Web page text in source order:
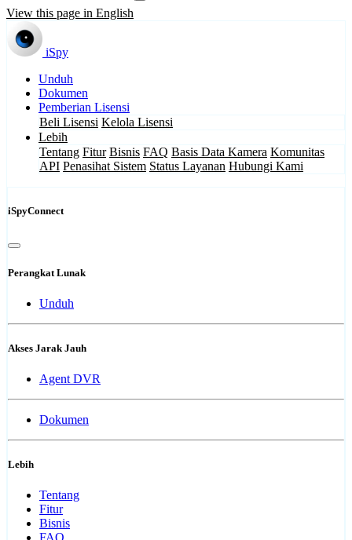
View this page in English
iSpy
Unduh
Dokumen
Pemberian Lisensi
Beli Lisensi Kelola Lisensi
Lebih
Tentang Fitur Bisnis FAQ Basis Data Kamera Komunitas
API Penasihat Sistem Status Layanan Hubungi Kami
iSpyConnect
Perangkat Lunak
Unduh
Akses Jarak Jauh
Agent DVR
Dokumen
Lebih
Tentang
Fitur
Bisnis